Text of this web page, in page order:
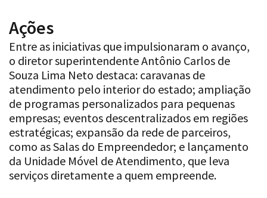
Ações
Entre as iniciativas que impulsionaram o avanço,
o diretor superintendente Antônio Carlos de
Souza Lima Neto destaca: caravanas de
atendimento pelo interior do estado; ampliação
de programas personalizados para pequenas
empresas; eventos descentralizados em regiões
estratégicas; expansão da rede de parceiros,
como as Salas do Empreendedor; e lançamento
da Unidade Móvel de Atendimento, que leva
serviços diretamente a quem empreende.